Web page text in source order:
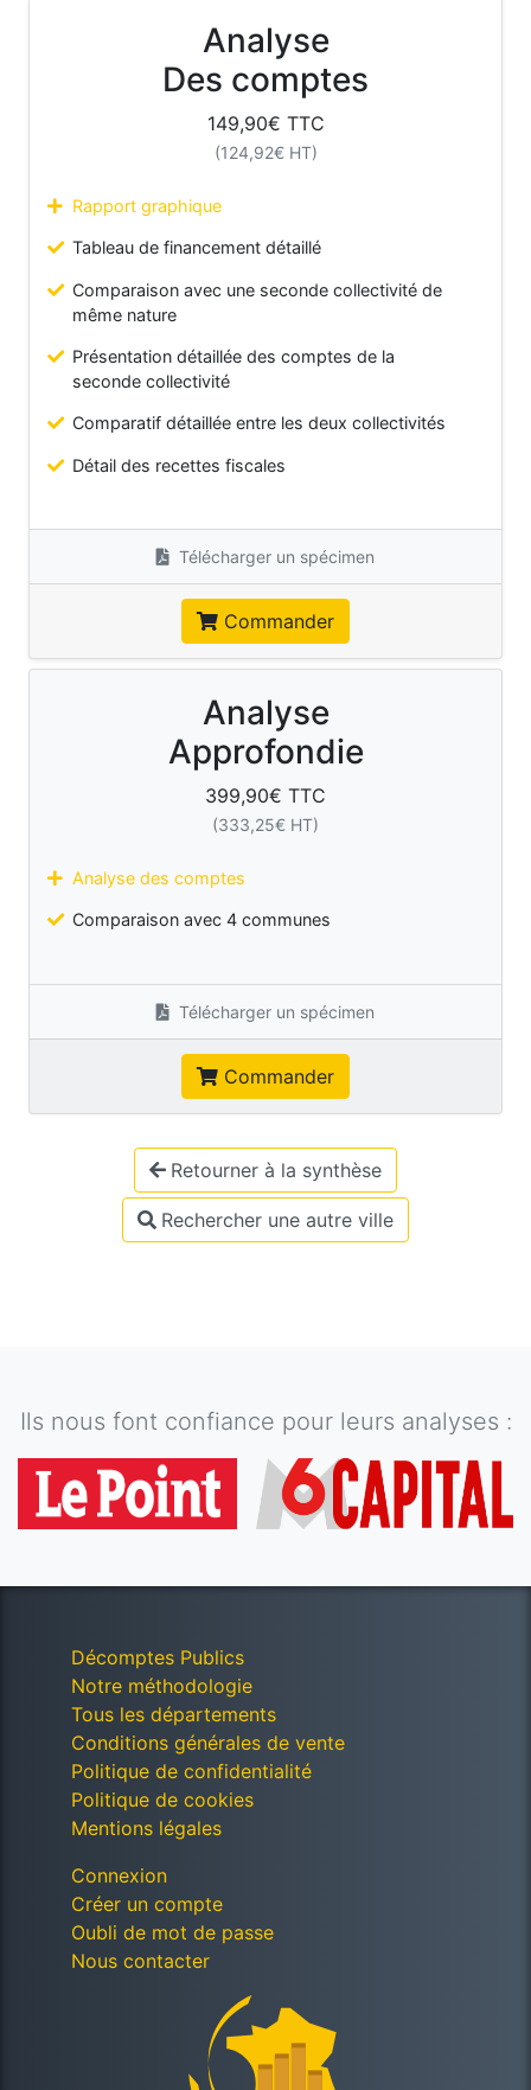
Analyse
Des comptes
149,90€ TTC
(124,92€ HT)
Rapport graphique
Tableau de financement détaillé
Comparaison avec une seconde collectivité de
même nature
Présentation détaillée des comptes de la
seconde collectivité
Comparatif détaillée entre les deux collectivités
Détail des recettes fiscales
Télécharger un spécimen
Commander
Analyse
Approfondie
399,90€ TTC
(333,25€ HT)
Analyse des comptes
Comparaison avec 4 communes
Télécharger un spécimen
Commander
Retourner à la synthèse
Rechercher une autre ville
Ils nous font confiance pour leurs analyses :
Décomptes Publics
Notre méthodologie
Tous les départements
Conditions générales de vente
Politique de confidentialité
Politique de cookies
Mentions légales
Connexion
Créer un compte
Oubli de mot de passe
Nous contacter